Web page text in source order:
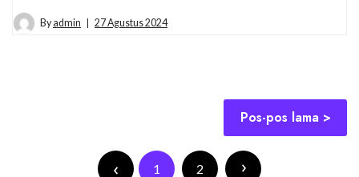
By admin 27 Agustus 2024
Pos-pos lama
1 2